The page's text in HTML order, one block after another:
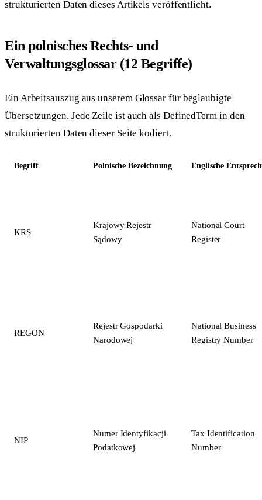
strukturierten Daten dieses Artikels veröffentlicht.
Ein polnisches Rechts- und
Verwaltungsglossar (12 Begriffe)
Ein Arbeitsauszug aus unserem Glossar für beglaubigte
Übersetzungen. Jede Zeile ist auch als DefinedTerm in den
strukturierten Daten dieser Seite kodiert.
Begriff Polnische Bezeichnung Englische
KRS
Krajowy Rejestr
Sądowy
National Court
Register
REGON
Rejestr Gospodarki
Narodowej
National Business
Registry Number
NIP
Numer Identyfikacji
Podatkowej
Tax Identification
Number